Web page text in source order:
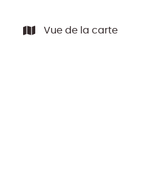
Vue de la carte